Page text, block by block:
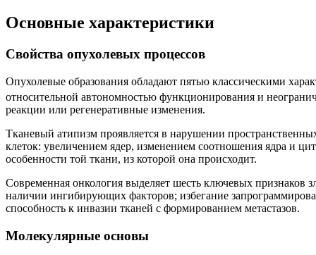
Основные характеристики
Свойства опухолевых процессов
Опухолевые образования обладают пятью классическими
относительной автономностью функционирования и
реакции или регенеративные изменения.
Тканевый атипизм проявляется в нарушении
клеток: увеличением ядер, изменением соотношения ядра и
особенности той ткани, из которой она происходит.
Современная онкология выделяет шесть ключевых признаков
наличии ингибирующих факторов; избегание
способность к инвазии тканей с формированием метастазов.
Молекулярные основы